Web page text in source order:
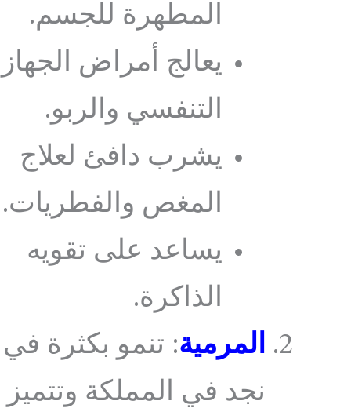
المطهرة للجسم.
يعالج أمراض الجهاز
التنفسي والربو.
يشرب دافئ لعلاج
المغص والفطريات.
يساعد على تقويه
الذاكرة.
المرمية: تنمو بكثرة في
نجد في المملكة وتتميز